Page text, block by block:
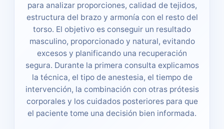
para analizar proporciones, calidad de tejidos,
estructura del brazo y armonía con el resto del
torso. El objetivo es conseguir un resultado
masculino, proporcionado y natural, evitando
excesos y planificando una recuperación
segura. Durante la primera consulta explicamos
la técnica, el tipo de anestesia, el tiempo de
intervención, la combinación con otras prótesis
corporales y los cuidados posteriores para que
el paciente tome una decisión bien informada.